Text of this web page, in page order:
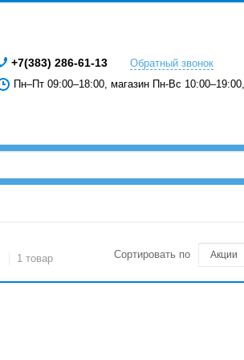
+7(383) 286-61-13
Обратный звонок
Пн–Пт 09:00–18:00, магазин Пн-Вс 10:00–19:00,
1 товар Сортировать по